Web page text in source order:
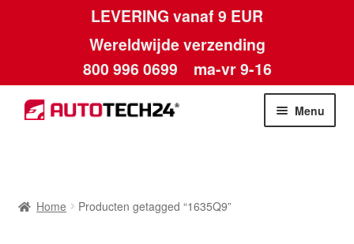
LEVERING vanaf 9 EUR
Wereldwijde verzending
800 996 0699 ma-vr 9-16
Ga
door
Ga
naar
Menu
Home Producten getagged “1635Q9”